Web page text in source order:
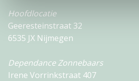
Hoofdlocatie
Geeresteinstraat 32
6535 JX Nijmegen
Dependance Zonnebaars
Irene Vorrinkstraat 407